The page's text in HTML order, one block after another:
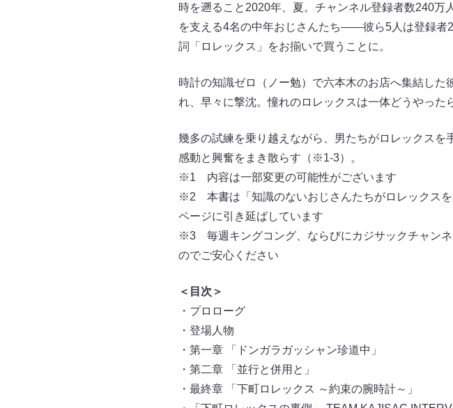
時を遡ること2020年、夏。チャンネル登録者数240
を支える4名の中年おじさんたち――彼ら5人は登録者
詞「ロレックス」をお揃いで買うことに。
時計の知識ゼロ（ノー勉）で六本木のお店へ集結し
れ、早々に撃沈。憧れのロレックスは一体どうやっ
幾多の試練を乗り越えながら、男たちがロレックスを
感動と興奮をまき散らす（※1-3）。
※1 内容は一部変更の可能性がございます
※2 本書は「知識のないおじさんたちがロレックス
ページに引き延ばしています
※3 毎週キングコング、ならびにカジサックチャン
のでご安心ください
＜目次＞
・プロローグ
・登場人物
・第一章 「ドンガラガッシャン珍道中」
・第二章 「並行と併用と」
・最終章 「下町ロレックス ～約束の腕時計～」